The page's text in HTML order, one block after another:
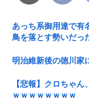
あっち系御用達で有
鳥を落とす勢いだ
明治維新後の徳川家
【悲報】クロちゃ
ｗｗｗｗｗｗｗｗ